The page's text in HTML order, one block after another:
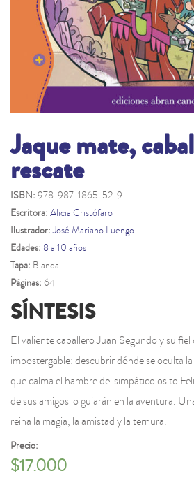
Jaque mate,
rescate
ISBN: 978-987-1865-52-9
Escritora: Alicia Cristófaro
Ilustrador: José Mariano Luengo
Edades: 8 a 10 años
Tapa: Blanda
Páginas: 64
SÍNTESIS
El valiente caballero Juan Segundo y su
impostergable: descubrir dónde se oculta
que calma el hambre del simpático osito
de sus amigos lo guiarán en la aventura.
reina la magia, la amistad y la ternura.
Precio:
$17.000